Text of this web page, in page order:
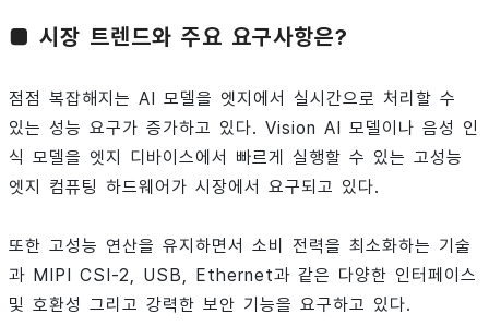
■ 시장 트렌드와 주요 요구사항은?
점점 복잡해지는 AI 모델을 엣지에서 실시간으로 처리할 수
있는 성능 요구가 증가하고 있다. Vision AI 모델이나 음성 인
식 모델을 엣지 디바이스에서 빠르게 실행할 수 있는 고성능
엣지 컴퓨팅 하드웨어가 시장에서 요구되고 있다.
또한 고성능 연산을 유지하면서 소비 전력을 최소화하는 기술
과 MIPI CSI-2, USB, Ethernet과 같은 다양한 인터페이스
및 호환성 그리고 강력한 보안 기능을 요구하고 있다.